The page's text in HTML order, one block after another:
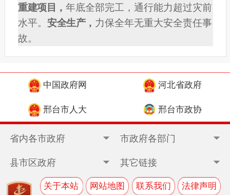
重建项目， 年底全部完工，通行能力超过灾前
水平。 安全生产， 力保全年无重大安全责任事
故。
中国政府网 河北省政府
邢台市人大 邢台市政协
省内各市政府 市政府各部门
县市区政府 其它链接
关于本站 网站地图 联系我们 法律声明